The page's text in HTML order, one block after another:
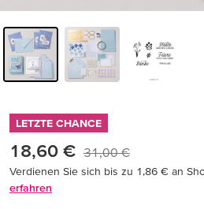
LETZTE CHANCE
18,60 € 31,00 €
Verdienen Sie sich bis zu 1,86 € an
erfahren